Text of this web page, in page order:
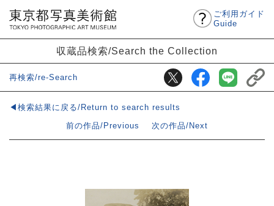
ご利用ガイド
Guide
収蔵品検索/Search the Collection
再検索/re-Search
◀検索結果に戻る/Return to search results
前の作品/Previous
次の作品/Next